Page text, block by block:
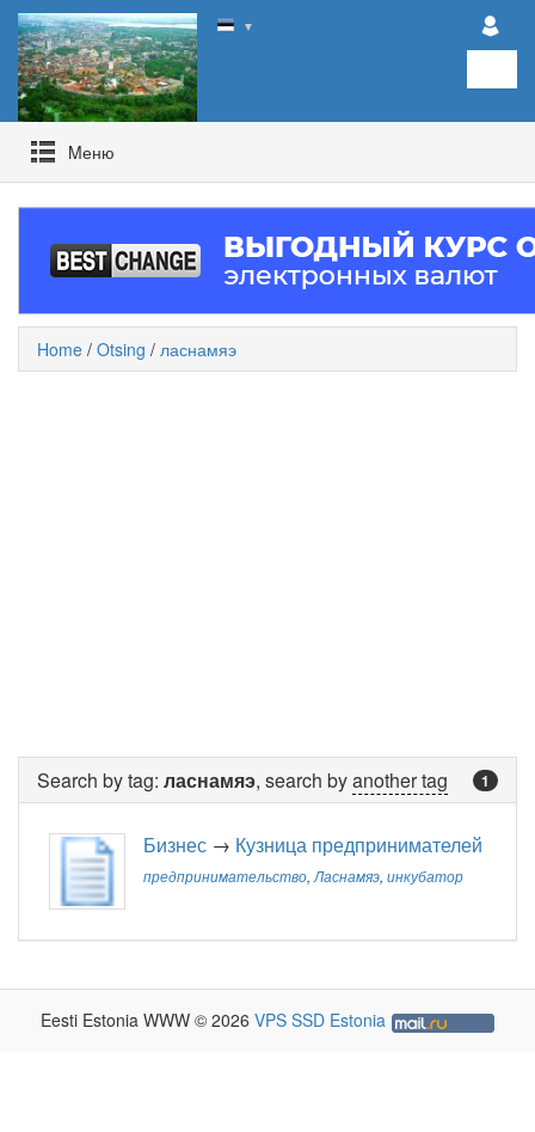
▼
Mеню
Home / Otsing / ласнамяэ
1
Search by tag: ласнамяэ, search byanother tag
Бизнес → Кузница предпринимателей
предпринимательство,Ласнамяэ, инкубатор
Eesti Estonia WWW © 2026 VPS SSD Estonia